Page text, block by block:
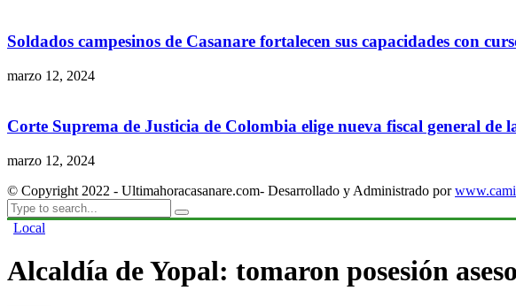
Soldados campesinos de Casanare fortalecen sus capacidades con
marzo 12, 2024
Corte Suprema de Justicia de Colombia elige nueva fiscal general de
marzo 12, 2024
© Copyright 2022 - Ultimahoracasanare.com- Desarrollado y Administrado por
Local
Alcaldía de Yopal: tomaron posesión